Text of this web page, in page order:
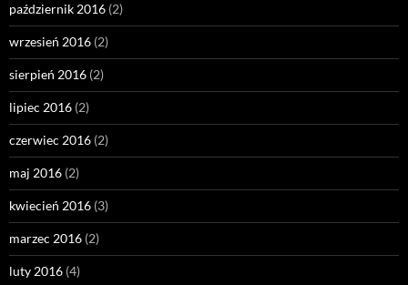
październik 2016 (2)
wrzesień 2016 (2)
sierpień 2016 (2)
lipiec 2016 (2)
czerwiec 2016 (2)
maj 2016 (2)
kwiecień 2016 (3)
marzec 2016 (2)
luty 2016 (4)